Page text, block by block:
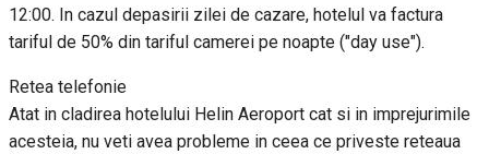
12:00. In cazul depasirii zilei de cazare, hotelul va factura
tariful de 50% din tariful camerei pe noapte ("day use").
Retea telefonie
Atat in cladirea hotelului Helin Aeroport cat si in imprejurimile
acesteia, nu veti avea probleme in ceea ce priveste reteaua